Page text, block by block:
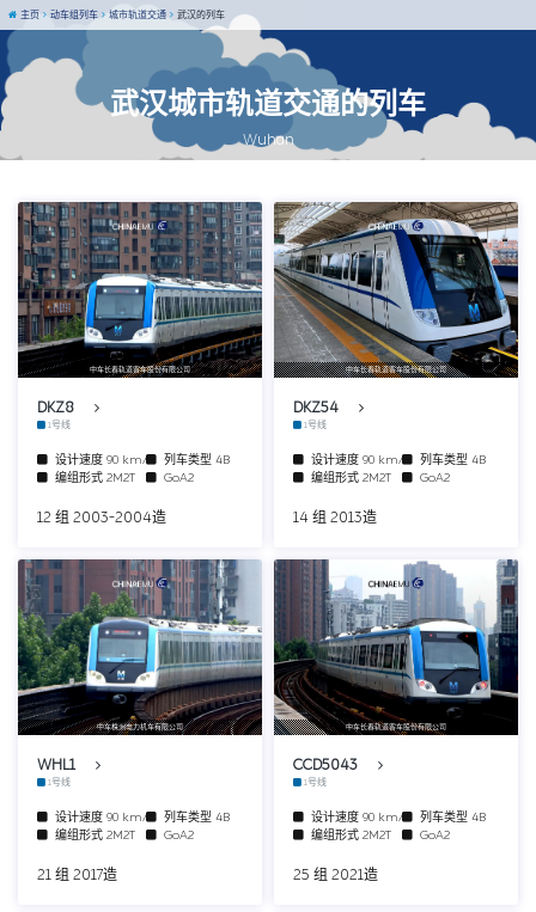
武汉城市轨道交通的列车
Wuhan
主页 动车组列车 城市轨道交通 武汉的列车
中车长春轨道客车股份有限公司
DKZ8
1号线
设计速度 90 km/h 列车类型 4B
编组形式 2M2T GoA2
12 组 2003-2004造
中车长春轨道客车股份有限公司
DKZ54
1号线
设计速度 90 km/h 列车类型 4B
编组形式 2M2T GoA2
14 组 2013造
中车株洲电力机车有限公司
WHL1
1号线
设计速度 90 km/h 列车类型 4B
编组形式 2M2T GoA2
21 组 2017造
中车长春轨道客车股份有限公司
CCD5043
1号线
设计速度 90 km/h 列车类型 4B
编组形式 2M2T GoA2
25 组 2021造